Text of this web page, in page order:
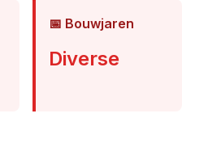
📅 Bouwjaren
Diverse